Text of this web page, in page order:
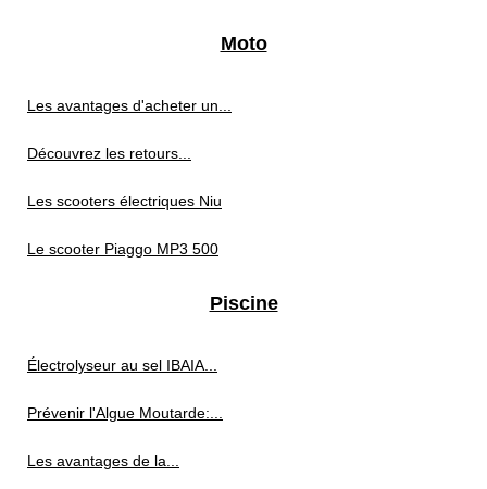
Moto
Les avantages d'acheter un...
Découvrez les retours...
Les scooters électriques Niu
Le scooter Piaggo MP3 500
Piscine
Électrolyseur au sel IBAIA...
Prévenir l'Algue Moutarde:...
Les avantages de la...